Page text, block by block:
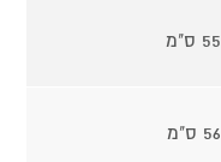
55 ס"מ
56 ס"מ